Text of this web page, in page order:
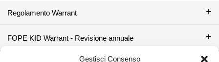
Gestisci Consenso
Regolamento Warrant
FOPE KID Warrant - Revisione annuale